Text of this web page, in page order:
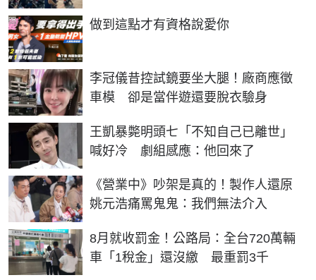
做到這點才有資格說愛你
PR
李冠儀昔控試鏡要坐大腿！廠商應徵
車模 卻是當伴遊還要脫衣驗身
王凱暴斃明頭七「不知自己已離世」
喊好冷 劇組感應：他回來了
《營業中》吵架是真的！製作人還原
姚元浩痛罵鬼鬼：我們無法介入
8月就收罰金！公路局：全台720萬輛
車「1稅金」還沒繳 最重罰3千